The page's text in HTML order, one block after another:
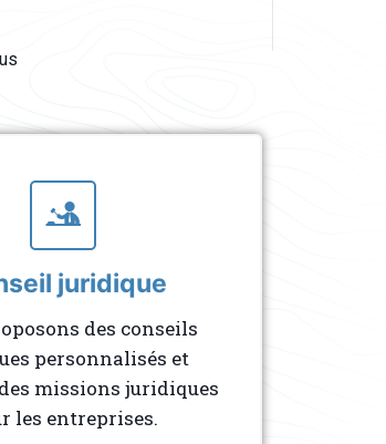
juridique
des conseils
personnalisés et
missions juridiques
les entreprises.